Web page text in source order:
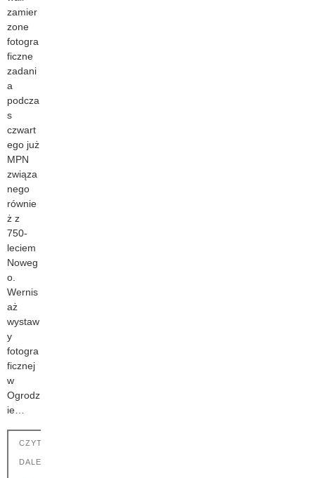
zamier
zone
fotogra
ficzne
zadani
a
podcza
s
czwart
ego już
MPN
związa
nego
równie
ż z
750-
leciem
Noweg
o.
Wernis
aż
wystaw
y
fotogra
ficznej
w
Ogrodz
ie…
CZYTAJ
DALEJ !